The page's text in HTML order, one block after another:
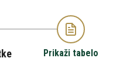
Prikaži tabelo